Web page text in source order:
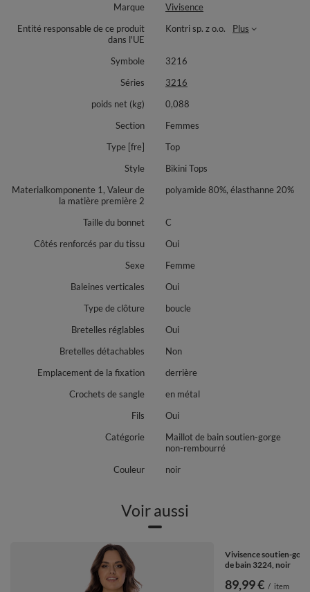
Marque
Vivisence
Entité responsable de ce produit
dans l'UE
Kontri sp. z o.o. Plus
Symbole
3216
Séries
3216
poids net (kg)
0,088
Section
Femmes
Type [fre]
Top
Style
Bikini Tops
Materialkomponente 1, Valeur de
la matière première 2
polyamide 80%, élasthanne 20%
Taille du bonnet
C
Côtés renforcés par du tissu
Oui
Sexe
Femme
Baleines verticales
Oui
Type de clôture
boucle
Bretelles réglables
Oui
Bretelles détachables
Non
Emplacement de la fixation
derrière
Crochets de sangle
en métal
Fils
Oui
Catégorie
Maillot de bain soutien-gorge
non-rembourré
Couleur
noir
Voir aussi
Vivisence soutien-
de bain 3224, noir
89,99 € / item